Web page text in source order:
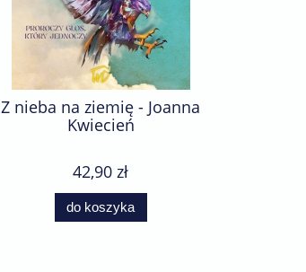
Z nieba na ziemię - Joanna
Kwiecień
42,90 zł
do koszyka